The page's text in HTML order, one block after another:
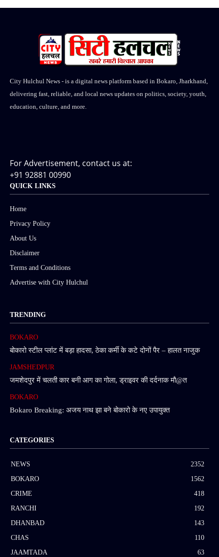
City Hulchul News - is a digital news platform based in Bokaro, Jharkhand,
delivering fast, reliable, and local news updates on politics, society, youth,
education, culture, and more.
For Advertisement, contact us at:
+91 92881 00990
QUICK LINKS
Home
Privacy Policy
About Us
Disclaimer
Terms and Conditions
Advertise with City Hulchul
TRENDING
BOKARO
बोकारो स्टील प्लांट में बड़ा हादसा, ठेका कर्मी के कटे दोनों पैर – हालत नाजुक
JAMSHEDPUR
जमशेदपुर में चलती कार बनी आग का गोला, ड्राइवर की दर्दनाक मौ@त
BOKARO
Bokaro Breaking: अजय नाथ झा बने बोकारो के नए उपायुक्त
CATEGORIES
NEWS
2352
BOKARO
1562
CRIME
418
RANCHI
192
DHANBAD
143
CHAS
110
JAAMTADA
63